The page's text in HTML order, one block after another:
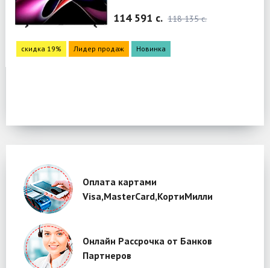
114 591 c. 118 135 c.
скидка 19% Лидер продаж Новинка
Оплата картами
Visa,MasterCard,КортиМилли
Онлайн Рассрочка от Банков
Партнеров